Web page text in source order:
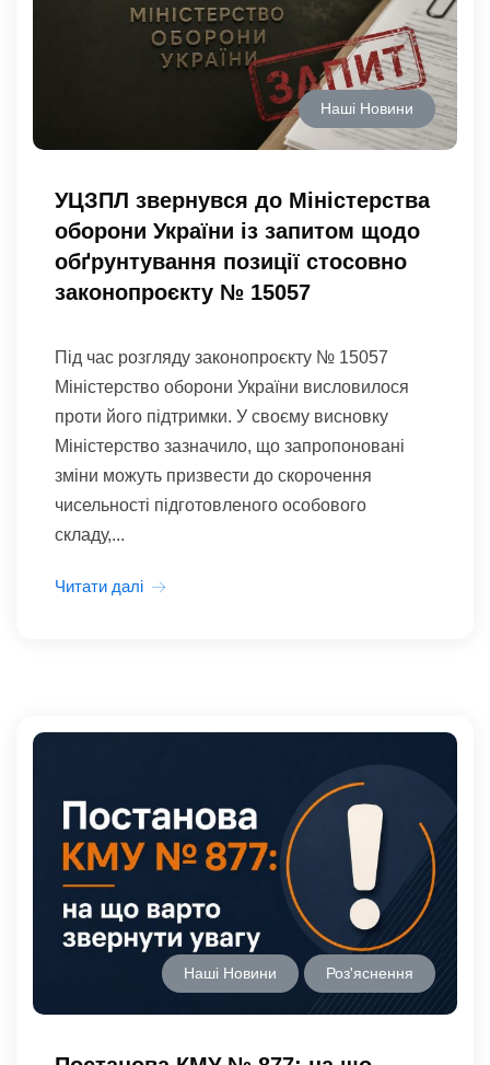
Наші Новини
УЦЗПЛ звернувся до Міністерства
оборони України із запитом щодо
обґрунтування позиції стосовно
законопроєкту № 15057
Під час розгляду законопроєкту № 15057
Міністерство оборони України висловилося
проти його підтримки. У своєму висновку
Міністерство зазначило, що запропоновані
зміни можуть призвести до скорочення
чисельності підготовленого особового
складу,...
Читати далі
Наші Новини Роз'яснення